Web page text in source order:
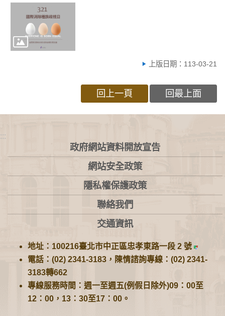
上版日期：113-03-21
回上一頁 回最上面
:::
政府網站資料開放宣告
網站安全政策
隱私權保護政策
聯絡我們
交通資訊
地址：100216臺北市中正區忠孝東路一段 2 號
電話：(02) 2341-3183，陳情諮詢專線：(02) 2341-
3183轉662
專線服務時間：週一至週五(例假日除外)09：00至
12：00，13：30至17：00。